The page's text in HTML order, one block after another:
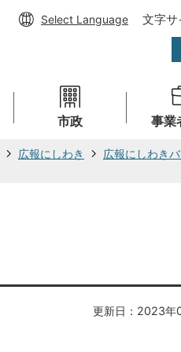
Select Language 文字サ
市政 事業
広報にしわき 広報にしわき
更新日：2023年